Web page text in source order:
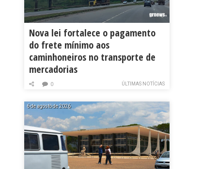
Nova lei fortalece o pagamento
do frete mínimo aos
caminhoneiros no transporte de
mercadorias
ÚLTIMAS NOTÍCIAS
0
6 de agosto de 2026